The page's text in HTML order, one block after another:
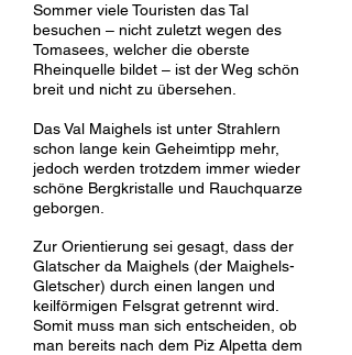
Sommer viele Touristen das Tal
besuchen – nicht zuletzt wegen des
Tomasees, welcher die oberste
Rheinquelle bildet – ist der Weg schön
breit und nicht zu übersehen.
Das Val Maighels ist unter Strahlern
schon lange kein Geheimtipp mehr,
jedoch werden trotzdem immer wieder
schöne Bergkristalle und Rauchquarze
geborgen.
Zur Orientierung sei gesagt, dass der
Glatscher da Maighels (der Maighels-
Gletscher) durch einen langen und
keilförmigen Felsgrat getrennt wird.
Somit muss man sich entscheiden, ob
man bereits nach dem Piz Alpetta dem